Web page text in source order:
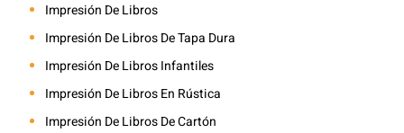
Impresión De Libros
Impresión De Libros De Tapa Dura
Impresión De Libros Infantiles
Impresión De Libros En Rústica
Impresión De Libros De Cartón